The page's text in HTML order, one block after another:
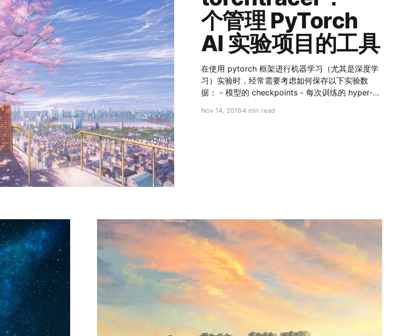
个管理 PyTorch
AI 实验项目的工具
在使用 pytorch 框架进行机器学习（尤其是深度学
习）实验时，经常需要考虑如何保存以下实验数
据： - 模型的 checkpoints - 每次训练的 hyper-
（loss, accuracy, learning-rate 等） 除此之外，
Nov 14, 20184 min read